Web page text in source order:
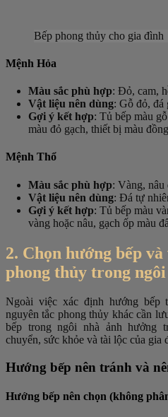
Bếp phong thủy cho gia đình
Mệnh Hỏa
Màu sắc phù hợp: Đỏ, cam,
Vật liệu nên dùng: Gỗ đỏ, đá
Gợi ý kết hợp: Tủ bếp màu
màu đỏ gạch, thiết bị màu đồng
Mệnh Thổ
Màu sắc phù hợp: Vàng, nâu
Vật liệu nên dùng: Đá tự
Gợi ý kết hợp: Tủ bếp màu
vàng hoặc nâu, gạch ốp màu
2. Chọn hướng bếp
phong thủy trong
Ngoài việc xác định hướng bếp
nguyên tắc phong thủy khác cần
bếp trong ngôi nhà ảnh hưởng
chuyển, sức khỏe và tài lộc của gia
Hướng bếp nên tránh và
Hướng bếp nên chọn (không